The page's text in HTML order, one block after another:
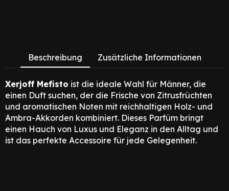
Beschreibung Zusätzliche Informationen
Xerjoff Mefisto ist die ideale Wahl für Männer, die
einen Duft suchen, der die Frische von Zitrusfrüchten
und aromatischen Noten mit reichhaltigen Holz- und
Ambra-Akkorden kombiniert. Dieses Parfüm bringt
einen Hauch von Luxus und Eleganz in den Alltag und
ist das perfekte Accessoire für jede Gelegenheit.